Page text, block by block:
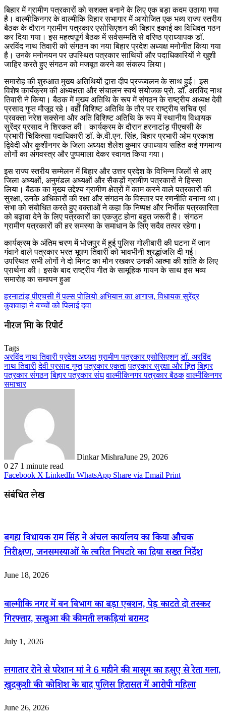
बिहार में ग्रामीण पत्रकारों को सशक्त बनाने के लिए एक बड़ा कदम उठाया गया
है। वाल्मीकिनगर के वाल्मीकि विहार सभागार में आयोजित एक भव्य राज्य स्तरीय
बैठक के दौरान ग्रामीण पत्रकार एसोसिएशन की बिहार इकाई का विधिवत गठन
कर दिया गया। इस महत्वपूर्ण बैठक में सर्वसम्मति से वरिष्ठ प्राध्यापक डॉ.
अरविंद नाथ तिवारी को संगठन का नया बिहार प्रदेश अध्यक्ष मनोनीत किया गया
है। उनके मनोनयन पर उपस्थित पत्रकार साथियों और पदाधिकारियों ने खुशी
जाहिर करते हुए संगठन को मजबूत करने का संकल्प लिया।
समारोह की शुरुआत मुख्य अतिथियों द्वारा दीप प्रज्ज्वलन के साथ हुई। इस
विशेष कार्यक्रम की अध्यक्षता और संचालन स्वयं संयोजक प्रो. डॉ. अरविंद नाथ
तिवारी ने किया। बैठक में मुख्य अतिथि के रूप में संगठन के राष्ट्रीय अध्यक्ष देवी
प्रसाद गुप्त मौजूद रहे। वहीं विशिष्ट अतिथि के तौर पर राष्ट्रीय सचिव एवं
प्रवक्ता नरेश सक्सेना और अति विशिष्ट अतिथि के रूप में स्थानीय विधायक
सुरेंद्र प्रसाद ने शिरकत की। कार्यक्रम के दौरान हरनाटांड़ पीएचसी के
प्रभारी चिकित्सा पदाधिकारी डॉ. के.वी.एन. सिंह, बिहार प्रभारी ओम प्रकाश
द्विवेदी और कुशीनगर के जिला अध्यक्ष शैलेश कुमार उपाध्याय सहित कई गणमान्य
लोगों का अंगवस्त्र और पुष्पमाला देकर स्वागत किया गया।
इस राज्य स्तरीय सम्मेलन में बिहार और उत्तर प्रदेश के विभिन्न जिलों से आए
जिला अध्यक्षों, अनुमंडल अध्यक्षों और सैकड़ों ग्रामीण पत्रकारों ने हिस्सा
लिया। बैठक का मुख्य उद्देश्य ग्रामीण क्षेत्रों में काम करने वाले पत्रकारों की
सुरक्षा, उनके अधिकारों की रक्षा और संगठन के विस्तार पर रणनीति बनाना था।
सभा को संबोधित करते हुए वक्ताओं ने कहा कि निष्पक्ष और निर्भीक पत्रकारिता
को बढ़ावा देने के लिए पत्रकारों का एकजुट होना बहुत जरूरी है। संगठन
ग्रामीण पत्रकारों की हर समस्या के समाधान के लिए सदैव तत्पर रहेगा।
कार्यक्रम के अंतिम चरण में भोजपुर में हुई पुलिस गोलीबारी की घटना में जान
गंवाने वाले पत्रकार भरत भूषण तिवारी को भावभीनी श्रद्धांजलि दी गई।
उपस्थित सभी लोगों ने दो मिनट का मौन रखकर उनकी आत्मा की शांति के लिए
प्रार्थना की। इसके बाद राष्ट्रीय गीत के सामूहिक गायन के साथ इस भव्य
समारोह का समापन हुआ
हरनाटांड़ पीएचसी में पल्स पोलियो अभियान का आगाज, विधायक सुरेंद्र
कुशवाहा ने बच्चों को पिलाई दवा
नीरज मिश्रा के रिपोर्ट
Tags
अरविंद नाथ तिवारी प्रदेश अध्यक्ष ग्रामीण पत्रकार एसोसिएशन डॉ. अरविंद
नाथ तिवारी देवी प्रसाद गुप्त पत्रकार एकता पत्रकार सुरक्षा और हित बिहार
पत्रकार संगठन बिहार पत्रकार संघ वाल्मीकिनगर पत्रकार बैठक वाल्मीकिनगर
समाचार
Dinkar MishraJune 29, 2026
0 27 1 minute read
Facebook X LinkedIn WhatsApp Share via Email Print
संबंधित लेख
बगहा विधायक राम सिंह ने अंचल कार्यालय का किया औचक
निरीक्षण, जनसमस्याओं के त्वरित निपटारे का दिया सख्त निर्देश
June 18, 2026
वाल्मीकि नगर में वन विभाग का बड़ा एक्शन, पेड़ काटते दो तस्कर
गिरफ्तार, सखुआ की कीमती लकड़ियां बरामद
July 1, 2026
लगातार रोने से परेशान मां ने 6 महीने की मासूम का हसुए से रेता गला,
खुदकुशी की कोशिश के बाद पुलिस हिरासत में आरोपी महिला
June 26, 2026